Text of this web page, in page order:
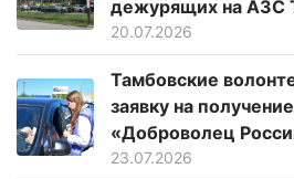
дежурящих на АЗС
20.07.2026
Тамбовские
заявку на
«Доброволец
23.07.2026